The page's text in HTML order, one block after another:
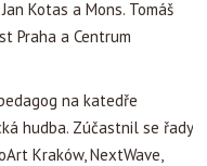
Kotas a Mons. Tomáš
Praha a Centrum
na katedře
hudba. Zúčastnil se řady
Kraków, NextWave,